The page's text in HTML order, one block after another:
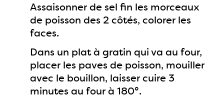
Assaisonner de sel fin les morceaux
de poisson des 2 côtés, colorer les
faces.
Dans un plat à gratin qui va au four,
placer les paves de poisson, mouiller
avec le bouillon, laisser cuire 3
minutes au four à 180°.